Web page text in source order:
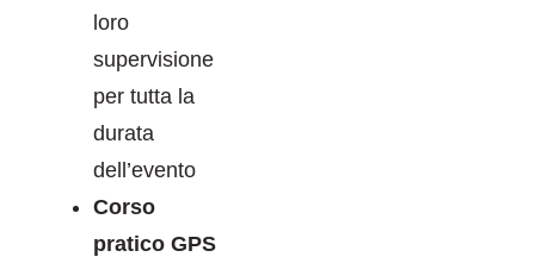
loro
supervisione
per tutta la
durata
dell’evento
Corso
pratico GPS